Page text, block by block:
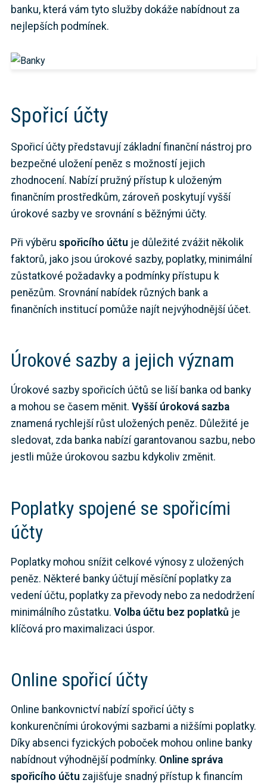
banku, která vám tyto služby dokáže nabídnout za
nejlepších podmínek.
Spořicí účty
Spořicí účty představují základní finanční nástroj pro
bezpečné uložení peněz s možností jejich
zhodnocení. Nabízí pružný přístup k uloženým
finančním prostředkům, zároveň poskytují vyšší
úrokové sazby ve srovnání s běžnými účty.
Při výběru spořicího účtu je důležité zvážit několik
faktorů, jako jsou úrokové sazby, poplatky, minimální
zůstatkové požadavky a podmínky přístupu k
penězům. Srovnání nabídek různých bank a
finančních institucí pomůže najít nejvýhodnější účet.
Úrokové sazby a jejich význam
Úrokové sazby spořicích účtů se liší banka od banky
a mohou se časem měnit. Vyšší úroková sazba
znamená rychlejší růst uložených peněz. Důležité je
sledovat, zda banka nabízí garantovanou sazbu, nebo
jestli může úrokovou sazbu kdykoliv změnit.
Poplatky spojené se spořicími
účty
Poplatky mohou snížit celkové výnosy z uložených
peněz. Některé banky účtují měsíční poplatky za
vedení účtu, poplatky za převody nebo za nedodržení
minimálního zůstatku. Volba účtu bez poplatků je
klíčová pro maximalizaci úspor.
Online spořicí účty
Online bankovnictví nabízí spořicí účty s
konkurenčními úrokovými sazbami a nižšími poplatky.
Díky absenci fyzických poboček mohou online banky
nabídnout výhodnější podmínky. Online správa
spořicího účtu zajišťuje snadný přístup k financím